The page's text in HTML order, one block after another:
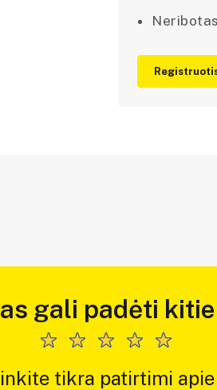
gali padėti
tikra patirtimi apie